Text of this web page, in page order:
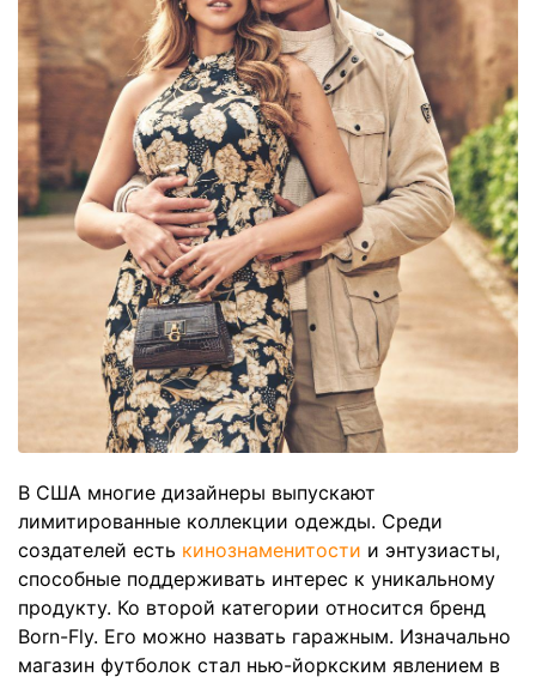
В США многие дизайнеры выпускают
лимитированные коллекции одежды. Среди
создателей есть кинознаменитости и энтузиасты,
способные поддерживать интерес к уникальному
продукту. Ко второй категории относится бренд
Born-Fly. Его можно назвать гаражным. Изначально
магазин футболок стал нью-йоркским явлением в